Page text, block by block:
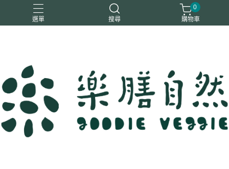
選單 搜尋
一樂鶴
0
購物車